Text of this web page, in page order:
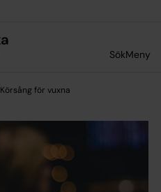
SökMeny
Körsång för vuxna